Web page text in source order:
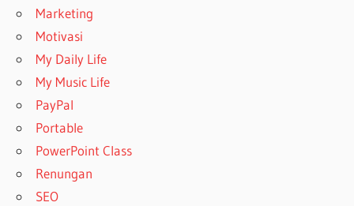
Marketing
Motivasi
My Daily Life
My Music Life
PayPal
Portable
PowerPoint Class
Renungan
SEO